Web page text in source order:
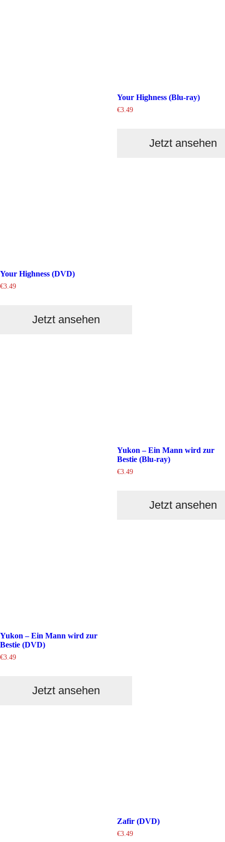
Your Highness (Blu-ray)
€3.49
Jetzt ansehen
Your Highness (DVD)
€3.49
Jetzt ansehen
Yukon – Ein Mann wird zur
Bestie (Blu-ray)
€3.49
Jetzt ansehen
Yukon – Ein Mann wird zur
Bestie (DVD)
€3.49
Jetzt ansehen
Zafir (DVD)
€3.49